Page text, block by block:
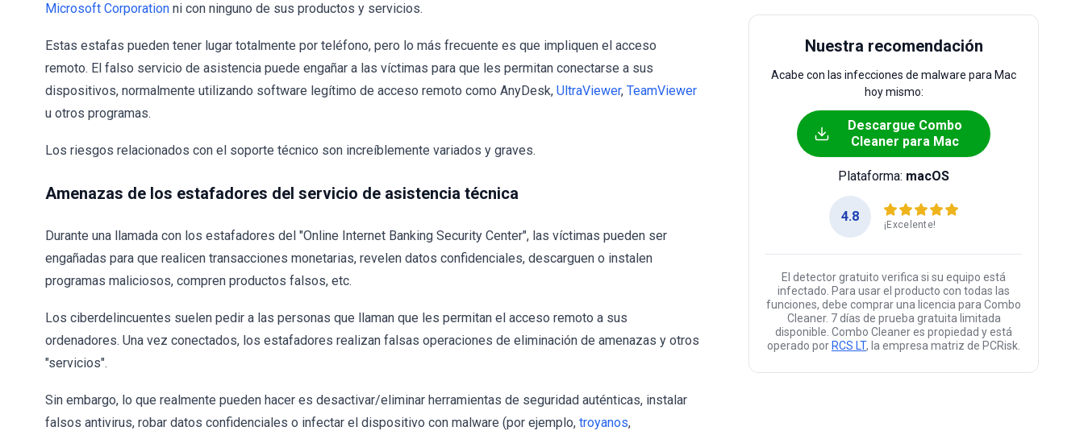
Microsoft Corporation ni con ninguno de sus productos y servicios.
Estas estafas pueden tener lugar totalmente por teléfono, pero lo más frecuente es que impliquen el acceso
remoto. El falso servicio de asistencia puede engañar a las víctimas para que les permitan conectarse a sus
dispositivos, normalmente utilizando software legítimo de acceso remoto como AnyDesk, UltraViewer, TeamViewer
u otros programas.
Los riesgos relacionados con el soporte técnico son increíblemente variados y graves.
Amenazas de los estafadores del servicio de asistencia técnica
Durante una llamada con los estafadores del "Online Internet Banking Security Center", las víctimas pueden ser
engañadas para que realicen transacciones monetarias, revelen datos confidenciales, descarguen o instalen
programas maliciosos, compren productos falsos, etc.
Los ciberdelincuentes suelen pedir a las personas que llaman que les permitan el acceso remoto a sus
ordenadores. Una vez conectados, los estafadores realizan falsas operaciones de eliminación de amenazas y otros
"servicios".
Sin embargo, lo que realmente pueden hacer es desactivar/eliminar herramientas de seguridad auténticas, instalar
falsos antivirus, robar datos confidenciales o infectar el dispositivo con malware (por ejemplo, troyanos,
Nuestra recomendación
Acabe con las infecciones de malware para Mac
hoy mismo:
Descargue Combo
Cleaner para Mac
Plataforma: macOS
4.8
¡Excelente!
El detector gratuito verifica si su equipo está
infectado. Para usar el producto con todas las
funciones, debe comprar una licencia para Combo
Cleaner. 7 días de prueba gratuita limitada
disponible. Combo Cleaner es propiedad y está
operado por RCS LT, la empresa matriz de PCRisk.